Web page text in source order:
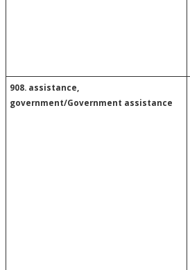
908. assistance,
government/Government assistance